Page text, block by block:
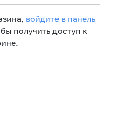
войдите в панель
получить доступ к